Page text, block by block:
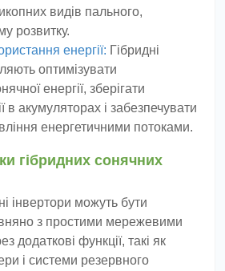
видів пального,
розвитку.
енергії: Гібридні
оптимізувати
енергії, зберігати
в акумуляторах і забезпечувати
енергетичними потоками.
гібридних сонячних
інвертори можуть бути
з простими мережевими
додаткові функції, такі як
і системи резервного